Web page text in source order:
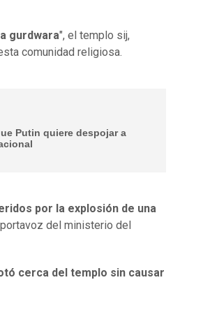
gurdwara", el templo sij,
comunidad religiosa.
Putin quiere despojar a
por la explosión de una
del ministerio del
cerca del templo sin causar